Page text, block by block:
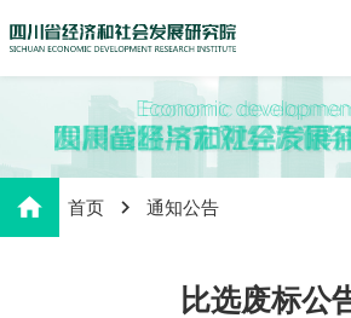
home 首页 通知公告
比选废标公